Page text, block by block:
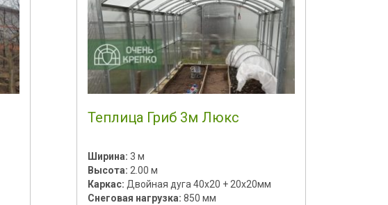
Теплица Гриб 3м Люкс
Ширина:3 м
Высота:2.00 м
Каркас:Двойная дуга 40х20 + 20х20мм
Снеговая нагрузка:850 мм